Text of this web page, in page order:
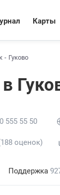
Карты
Гуково
555 55 50
оценок)
Поддержка